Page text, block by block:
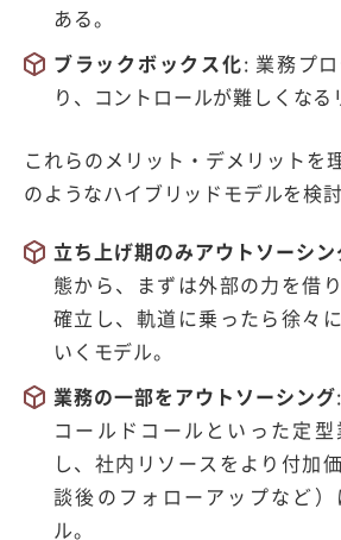
ある。
ブラックボックス化: 業務プ
り、コントロールが難しくなる
これらのメリット・デメリットを
のようなハイブリッドモデルを検
立ち上げ期のみアウトソーシン
態から、まずは外部の力を借
確立し、軌道に乗ったら徐々
いくモデル。
業務の一部をアウトソーシング:
コールドコールといった定
し、社内リソースをより付加
談後のフォローアップなど
ル。